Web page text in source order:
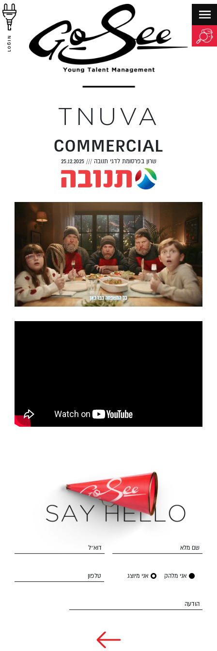
LOGIN
TNUVA
COMMERCIAL
שרון בפרסומת לדגי תנובה ///
25.12.2025
שם מלא דוא״ל
אני מלהק אני מיוצג טלפון
הודעה